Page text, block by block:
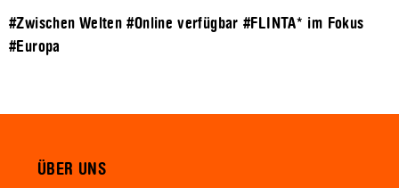
#Zwischen Welten #Online verfügbar #FLINTA* im Fokus
#Europa
ÜBER UNS